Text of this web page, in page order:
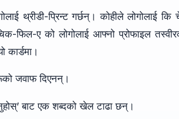
थ्रीडी-प्रिन्ट गर्छन्। कोहीले लोगोलाई
फिल-ए को लोगोलाई आफ्नो प्रोफाइल
कार्डमा।
जवाफ दिएनन्।
बाट एक शब्दको खेल टाढा छन्।